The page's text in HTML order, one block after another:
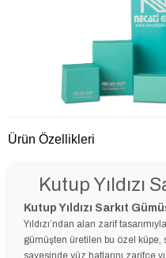
Ürün Özellikleri
Kutup Yıldızı
Kutup Yıldızı Sarkıt
Yıldızı’ndan alan zarif
gümüşten üretilen bu özel küpe,
sayesinde yüz hatlarını zarifçe